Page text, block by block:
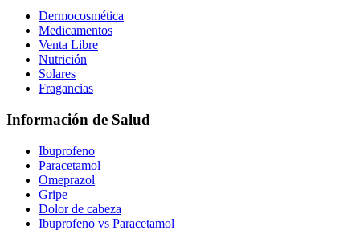
Dermocosmética
Medicamentos
Venta Libre
Nutrición
Solares
Fragancias
Información de Salud
Ibuprofeno
Paracetamol
Omeprazol
Gripe
Dolor de cabeza
Ibuprofeno vs Paracetamol